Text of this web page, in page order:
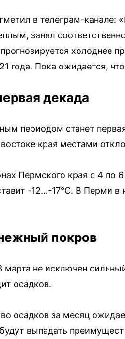
в телеграм-канале:
занял
холоднее
года. Пока ожидается,
декада
периодом станет
края местами
Пермского края с 4
-12…-17°C. В Перми
покров
марта не исключен
осадков.
осадков за месяц
выпадать